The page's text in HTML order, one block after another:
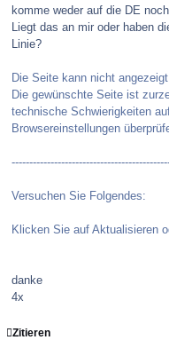
komme weder auf die DE
Liegt das an mir oder haben
Linie?
Die Seite kann nicht
Die gewünschte Seite ist
technische Schwierigkeiten
Browsereinstellungen
Versuchen Sie Folgendes:
Klicken Sie auf Aktualisieren
danke
4x
Zitieren